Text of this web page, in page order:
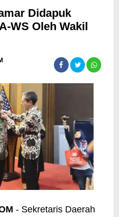
Didapuk
WS Oleh Wakil
- Sekretaris Daerah